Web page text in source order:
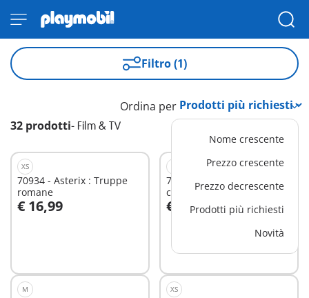
Filtro (1)
32 prodotti- Film & TV
Ordina per
Nome crescente
Prezzo crescente
Prezzo decrescente
Prodotti più richiesti
Novità
XS
70934 - Asterix : Truppe
romane
€ 16,99
Aggiungi al carrello
71160 - Asterix: Caccia al
cinghiale
€ 19,99
Aggiungi al carrello
M XS